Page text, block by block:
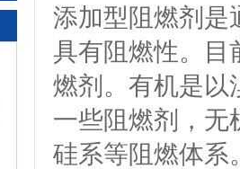
添加型阻燃剂是
具有阻燃性。目
燃剂。有机是以
一些阻燃剂，无
硅系等阻燃体系